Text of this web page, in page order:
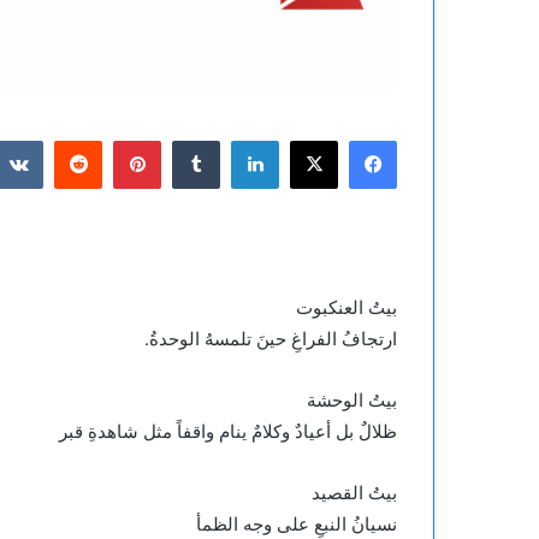
فيسبوك
‫X لينكدإن بينتيريست
بيتُ العنكبوت
ارتجافُ الفراغِ حينَ تلمسهُ الوحدةُ.
بيتُ الوحشة
ظلالٌ بل أعيادٌ وكلامٌ ينام واقفاً مثل شاهدةِ قبر
بيتُ القصيد
نسيانُ النبعِ على وجه الظمأ